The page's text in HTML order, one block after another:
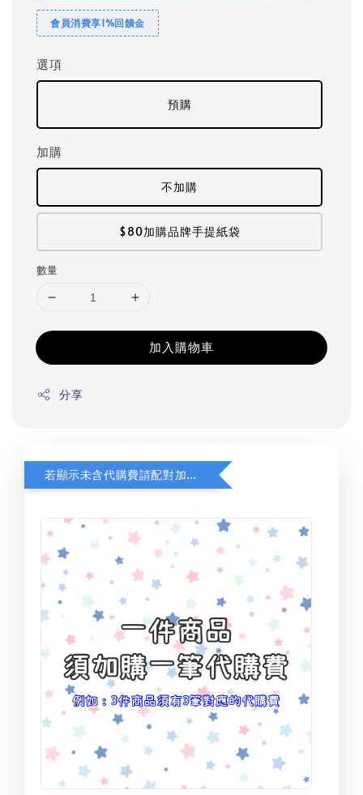
會員消費享1%回饋金
選項
預購
加購
不加購
$80加購品牌手提紙袋
數量
加入購物車
分享
若顯示未含代購費請配對加購(未加購視同無效訂單)